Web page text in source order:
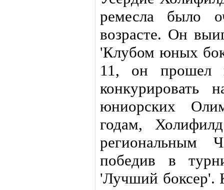
ремесла было
возрасте. Он
'Клубом юных
11, он прошел
юниорских
годам,
региональным
победив в
'Лучший боксер'.